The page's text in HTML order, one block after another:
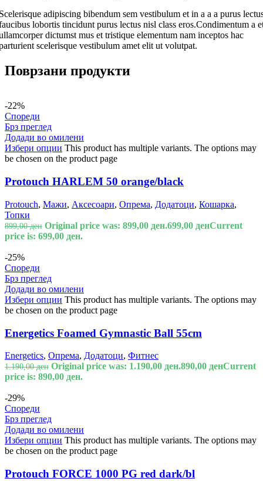
adipiscing bibendum sem vestibulum et in a a a purus
lobortis tincidunt purus lectus nisl class eros.Condimentum a
dictumst mus et tristique elementum nam inceptos hac
scelerisque vestibulum amet elit ut volutpat.
Поврзани продукти
-22%
Спореди
Брз преглед
Додади во омилени
Избери опции This product has multiple variants. The options may
be chosen on the product page
Protouch HARLEM 50 orange/black
Protouch, Мажи, Аксесоари, Опрема, Додатоци, Кошарка,
Топки
899,00ден Original price was: 899,00 ден.699,00 денCurrent
price is: 699,00 ден.
-25%
Спореди
Брз преглед
Додади во омилени
Избери опции This product has multiple variants. The options may
be chosen on the product page
Energetics Foamed Gymnastic Ball 55cm
Energetics, Опрема, Додатоци, Фитнес
1.190,00ден Original price was: 1.190,00 ден.890,00 денCurrent
price is: 890,00 ден.
-29%
Спореди
Брз преглед
Додади во омилени
Избери опции This product has multiple variants. The options may
be chosen on the product page
Protouch FORCE 1000 PG red dark/bl